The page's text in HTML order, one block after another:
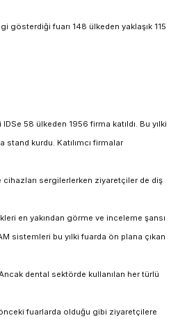
gösterdiği fuarı 148 ülkeden yaklaşık 115
58 ülkeden 1956 firma katıldı. Bu yılki
stand kurdu. Katılımcı firmalar
sergilerlerken ziyaretçiler de diş
en yakından görme ve inceleme şansı
sistemleri bu yılki fuarda ön plana çıkan
dental sektörde kullanılan her türlü
fuarlarda olduğu gibi ziyaretçilere